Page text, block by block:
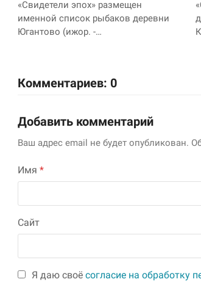
«Свидетели эпох» размещен
именной список рыбаков деревни
Югантово (ижор. -…
Комментариев: 0
Добавить комментарий
Ваш адрес email не будет опубликован.
Имя*
Сайт
Я даю своёсогласие на обработку